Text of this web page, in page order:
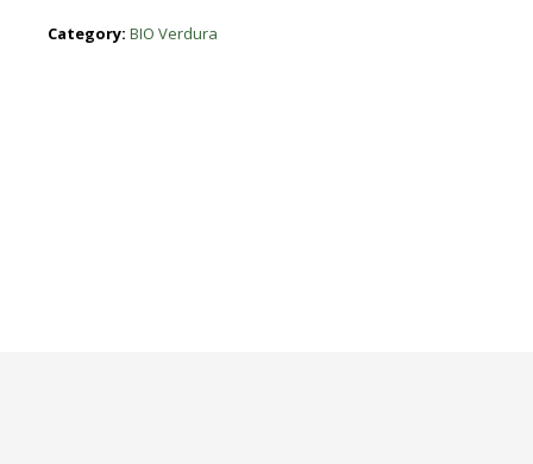
Category: BIO Verdura